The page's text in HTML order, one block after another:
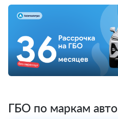
ГБО по маркам авто